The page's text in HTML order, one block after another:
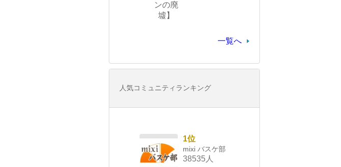
ンの廃
墟】
一覧へ
人気コミュニティランキング
1位
mixi バスケ部
38535人